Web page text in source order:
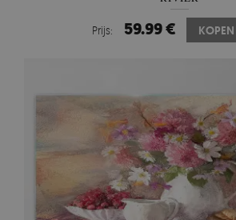
Prijs: 59.99 € KOPEN